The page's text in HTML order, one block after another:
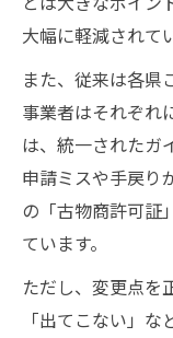
大幅に軽減されて
また、従来は各県
事業者はそれぞれ
は、統一されたガ
申請ミスや手戻り
の「古物商許可証
ています。
ただし、変更点を
「出てこない」